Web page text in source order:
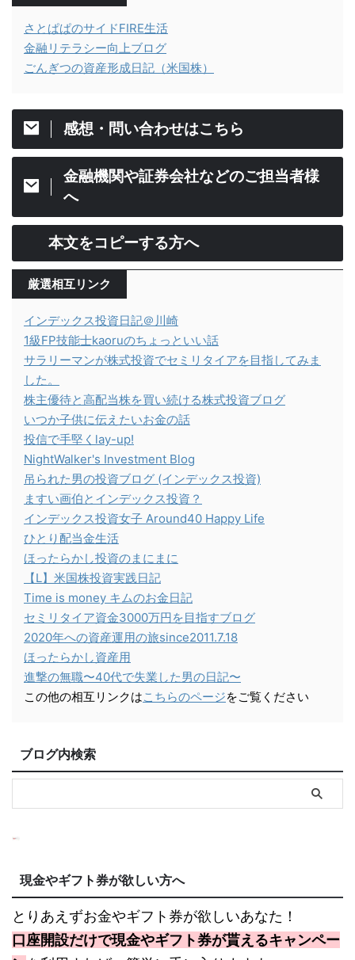
さとぱぱのサイドFIRE生活
金融リテラシー向上ブログ
ごんぎつの資産形成日記（米国株）
感想・問い合わせはこちら
金融機関や証券会社などのご担当者様
へ
本文をコピーする方へ
厳選相互リンク
インデックス投資日記＠川崎
1級FP技能士kaoruのちょっといい話
サラリーマンが株式投資でセミリタイアを目指してみま
した。
株主優待と高配当株を買い続ける株式投資ブログ
いつか子供に伝えたいお金の話
投信で手堅くlay-up!
NightWalker's Investment Blog
吊られた男の投資ブログ (インデックス投資)
ますい画伯とインデックス投資？
インデックス投資女子 Around40 Happy Life
ひとり配当金生活
ほったらかし投資のまにまに
【L】米国株投資実践日記
Time is money キムのお金日記
セミリタイア資金3000万円を目指すブログ
2020年への資産運用の旅since2011.7.18
ほったらかし資産用
進撃の無職〜40代で失業した男の日記〜
この他の相互リンクはこちらのページをご覧ください
ブログ内検索
現金やギフト券が欲しい方へ
とりあえずお金やギフト券が欲しいあなた！
口座開設だけで現金やギフト券が貰えるキャンペー